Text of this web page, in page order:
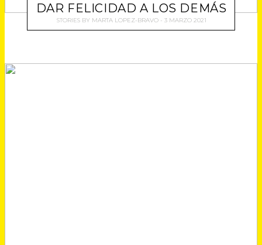
DAR FELICIDAD A LOS DEMÁS
STORIESBY MARTA LOPEZ-BRAVO 3 MARZO 2021